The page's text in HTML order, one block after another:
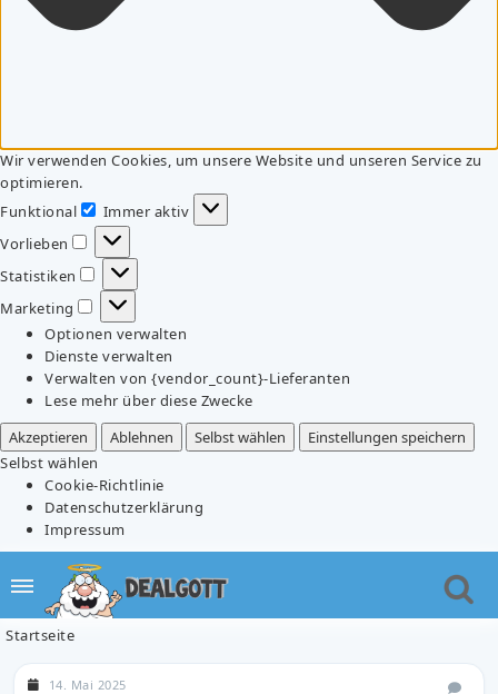
Wir verwenden Cookies, um unsere Website und unseren Service zu
optimieren.
Funktional
Funktional
Immer aktiv
Vorlieben
Vorlieben
Statistiken
Statistiken
Marketing
Marketing
Optionen verwalten
Dienste verwalten
Verwalten von {vendor_count}-Lieferanten
Lese mehr über diese Zwecke
Akzeptieren
Ablehnen Selbst wählen
Einstellungen speichern
Selbst wählen
Cookie-Richtlinie
Datenschutzerklärung
Impressum
Startseite
14. Mai 2025